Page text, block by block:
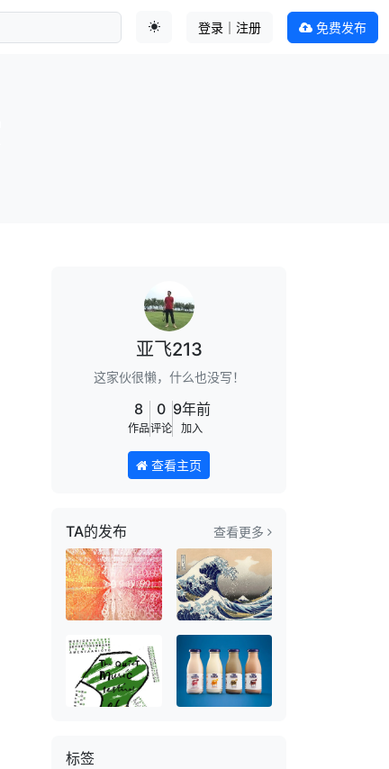
登录｜注册 免费发布
亚飞213
这家伙很懒，什么也没写！
8
作品
0
评论
9年前
加入
查看主页
TA的发布 查看更多
标签